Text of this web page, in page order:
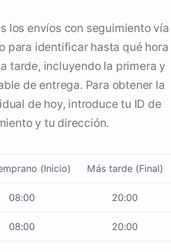
los envíos con seguimiento vía
para identificar hasta qué hora
tarde, incluyendo la primera y
de entrega. Para obtener la
de hoy, introduce tu ID de
y tu dirección.
(Inicio) Más tarde (Final)
08:00 20:00
08:00 20:00